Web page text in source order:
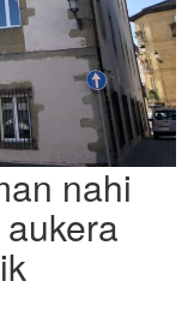
nahi